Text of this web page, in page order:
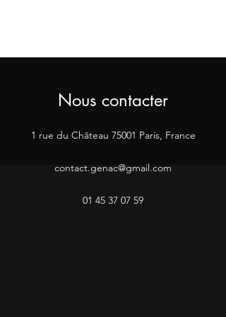
Nous contacter
1 rue du Château 75001 Paris, France
contact.genac@gmail.com
01 45 37 07 59